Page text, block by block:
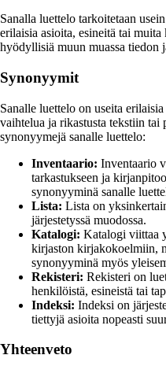
Sanalla luettelo tarkoitetaan
erilaisia asioita, esineitä tai
hyödyllisiä muun muassa tiedon
Synonyymit
Sanalle luettelo on useita
vaihtelua ja rikastusta tekstiin tai
synonyymejä sanalle luettelo:
Inventaario: Inventaario
tarkastukseen ja
synonyyminä sanalle
Lista: Lista on
järjestetyssä muodossa.
Katalogi: Katalogi viittaa
kirjaston kirjakokoelmiin,
synonyyminä myös
Rekisteri: Rekisteri on
henkilöistä, esineistä tai
Indeksi: Indeksi on
tiettyjä asioita nopeasti
Yhteenveto